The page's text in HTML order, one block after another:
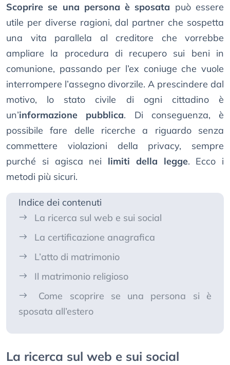
Scoprire se una persona è sposata può essere
utile per diverse ragioni, dal partner che sospetta
una vita parallela al creditore che vorrebbe
ampliare la procedura di recupero sui beni in
comunione, passando per l’ex coniuge che vuole
interrompere l’assegno divorzile. A prescindere dal
motivo, lo stato civile di ogni cittadino è
un’informazione pubblica. Di conseguenza, è
possibile fare delle ricerche a riguardo senza
commettere violazioni della privacy, sempre
purché si agisca nei limiti della legge. Ecco i
metodi più sicuri.
Indice dei contenuti
La ricerca sul web e sui social
La certificazione anagrafica
L’atto di matrimonio
Il matrimonio religioso
Come scoprire se una persona si è
sposata all’estero
La ricerca sul web e sui social